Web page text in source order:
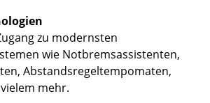
zu modernsten
wie Notbremsassistenten,
Abstandsregeltempomaten,
mehr.